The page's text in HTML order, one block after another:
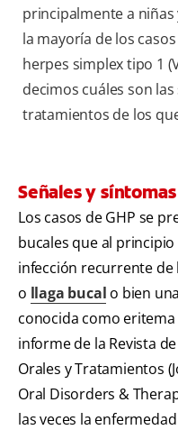
principalmente a niñas
la mayoría de los
herpes simplex tipo 1
decimos cuáles son
tratamientos de los
Señales y síntomas
Los casos de GHP se
bucales que al
infección recurrente de
o llaga bucal o bien
conocida como
informe de la Revista
Orales y Tratamientos
Oral Disorders &
las veces la